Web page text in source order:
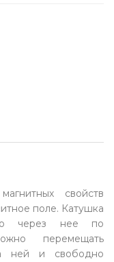
свойств
поле. Катушка
через нее по
перемещать
ней и свободно